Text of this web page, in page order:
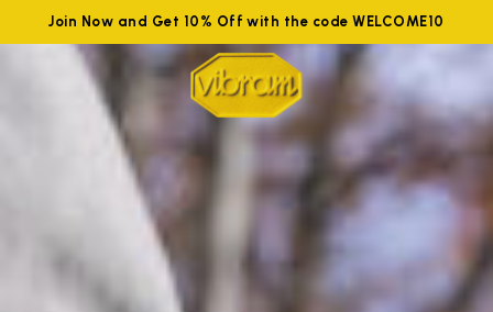
Join Now and Get 10% Off with the code WELCOME10